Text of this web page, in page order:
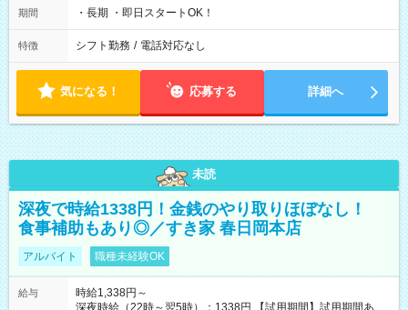
期間 ・長期 ・即日スタートOK！
特徴 シフト勤務 / 電話対応なし
気になる！ 応募する 詳細へ
未読
深夜で時給1338円！金銭のやり取りほぼなし！
食事補助もあり◎／すき家 春日岡本店
アルバイト 職種未経験OK
給与
時給1,338円～
深夜時給（22時～翌5時）：1338円 【試用期間】試用期間あり